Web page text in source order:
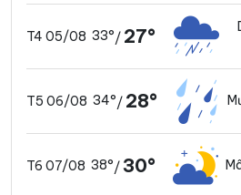
T4 05/08 33°/ 27°
T5 06/08 34°/ 28°
T6 07/08 38°/30°